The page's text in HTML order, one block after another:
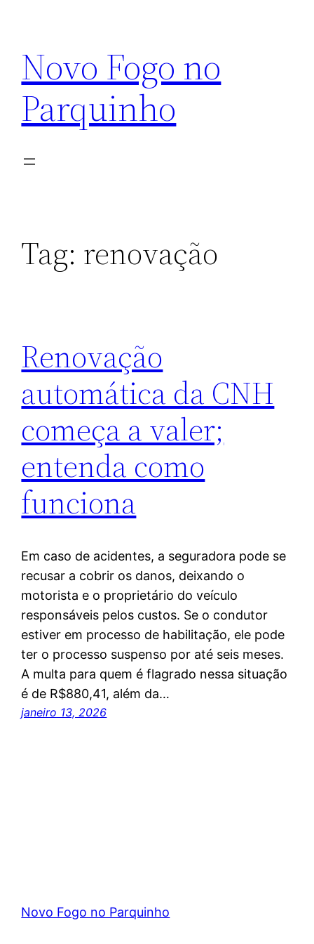
conteúdo
Novo Fogo no
Parquinho
Tag: renovação
Renovação
automática da CNH
começa a valer;
entenda como
funciona
Em caso de acidentes, a seguradora pode se
recusar a cobrir os danos, deixando o
motorista e o proprietário do veículo
responsáveis pelos custos. Se o condutor
estiver em processo de habilitação, ele pode
ter o processo suspenso por até seis meses.
A multa para quem é flagrado nessa situação
é de R$880,41, além da…
janeiro 13, 2026
Novo Fogo no Parquinho